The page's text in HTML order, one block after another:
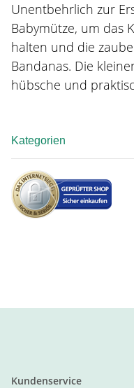
Unentbehrlich zur
Babymütze, um das
halten und die
Bandanas. Die
hübsche und
Kategorien
Kundenservice